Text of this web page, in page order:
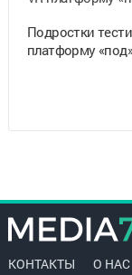
Подростки
платформу
КОНТАКТЫ О НАС